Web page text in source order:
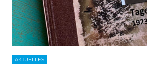
AKTUELLES